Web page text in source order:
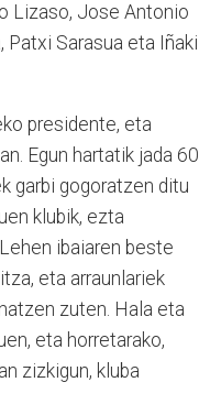
Lizaso, Jose Antonio
Patxi Sarasua eta Iñaki
presidente, eta
Egun hartatik jada 60
garbi gogoratzen ditu
klubik, ezta
ibaiaren beste
eta arraunlariek
zuten. Hala eta
eta horretarako,
zizkigun, kluba